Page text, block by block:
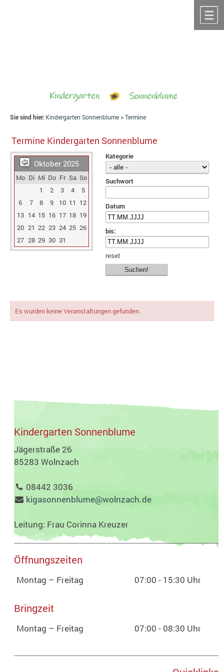
Sie sind hier: Kindergarten Sonnenblume> Termine
Termine Kindergarten Sonnenblume
Oktober 2025
Mo Di Mi Do Fr Sa So
1
2 3 4
5
6
7 8 9 10 11
12
13 14 15 16 17 18 19
20 21 22 23 24 25 26
27 28 29 30 31
Kategorie
Suchwort
Datum
bis:
reset
Es wurden keine Veranstaltungen gefunden.
Kindergarten Sonnenblume
Jägerstraße 26
85283 Wolnzach
08442 3036
kigasonnenblume@wolnzach.de
Leitung: Frau Corinna Kreuzer
Öffnungszeiten
Montag – Freitag 07:00 - 15:30 Uhr
Bringzeit
Montag – Freitag 07:00 - 08:30 Uhr